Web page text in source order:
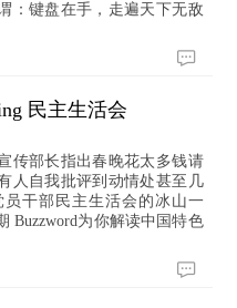
：键盘在手，走遍天下无敌
民主生活会
传部长指出春晚花太多钱请
人自我批评到动情处甚至几
干部民主生活会的冰山一
Buzzword为你解读中国特色